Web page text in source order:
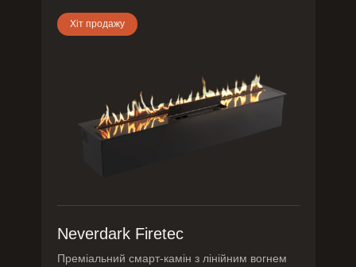
Хіт продажу
Neverdark Firetec
Преміальний смарт-камін з лінійним вогнем